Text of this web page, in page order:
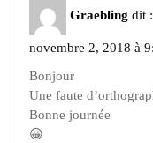
Graebling dit :
novembre 2, 2018 à
Bonjour
Une faute
Bonne journée
😀